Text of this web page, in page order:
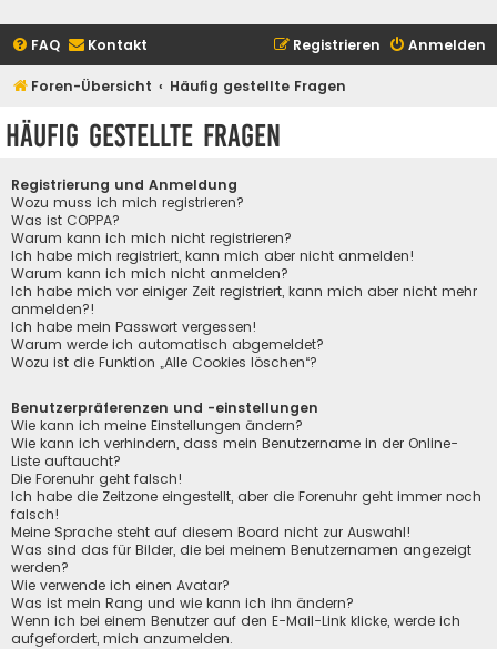
FAQ Kontakt Anmelden
Registrieren
Foren-Übersicht Häufig gestellte Fragen
Häufig gestellte Fragen
Registrierung und Anmeldung
Wozu muss ich mich registrieren?
Was ist COPPA?
Warum kann ich mich nicht registrieren?
Ich habe mich registriert, kann mich aber nicht anmelden!
Warum kann ich mich nicht anmelden?
Ich habe mich vor einiger Zeit registriert, kann mich aber nicht mehr
anmelden?!
Ich habe mein Passwort vergessen!
Warum werde ich automatisch abgemeldet?
Wozu ist die Funktion „Alle Cookies löschen“?
Benutzerpräferenzen und -einstellungen
Wie kann ich meine Einstellungen ändern?
Wie kann ich verhindern, dass mein Benutzername in der Online-
Liste auftaucht?
Die Forenuhr geht falsch!
Ich habe die Zeitzone eingestellt, aber die Forenuhr geht immer noch
falsch!
Meine Sprache steht auf diesem Board nicht zur Auswahl!
Was sind das für Bilder, die bei meinem Benutzernamen angezeigt
werden?
Wie verwende ich einen Avatar?
Was ist mein Rang und wie kann ich ihn ändern?
Wenn ich bei einem Benutzer auf den E-Mail-Link klicke, werde ich
aufgefordert, mich anzumelden.